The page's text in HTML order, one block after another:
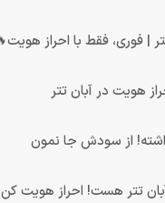
از سودش جا نمون
تتر هست! احراز هویت کن